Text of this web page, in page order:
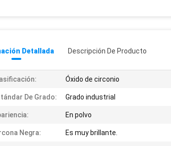
Detallada Descripción De Producto
Óxido de circonio
De Grado: Grado industrial
En polvo
Negra: Es muy brillante.